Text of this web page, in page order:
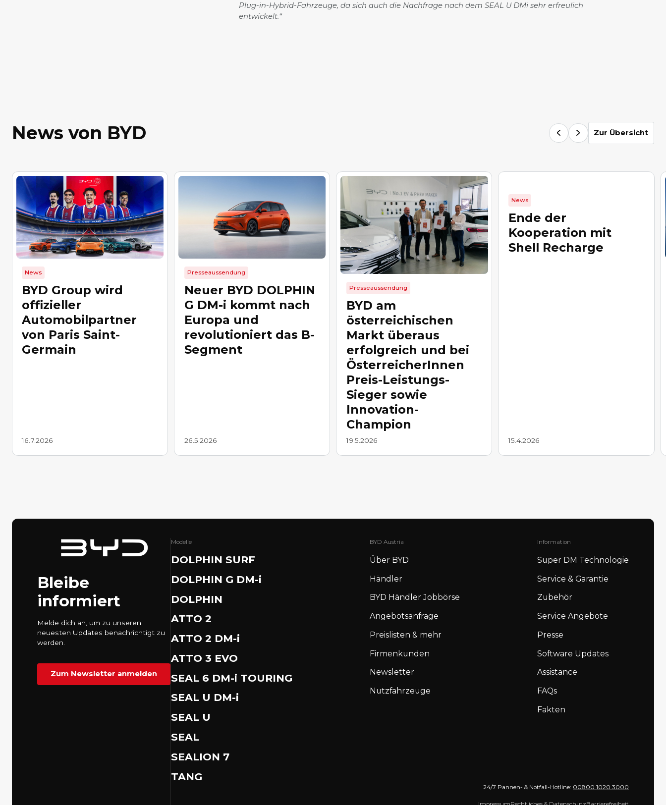
Plug-in-Hybrid-Fahrzeuge, da sich auch die Nachfrage nach dem SEAL U DMi sehr erfreulich
entwickelt.“
News von BYD Zur Übersicht
News
BYD Group wird
offizieller
Automobilpartner
von Paris Saint-
Germain
16.7.2026
Presseaussendung
Neuer BYD DOLPHIN
G DM-i kommt nach
Europa und
revolutioniert das B-
Segment
26.5.2026
Presseaussendung
BYD am
österreichischen
Markt überaus
erfolgreich und bei
ÖsterreicherInnen
Preis-Leistungs-
Sieger sowie
Innovation-
Champion
19.5.2026
News
Ende der
Kooperation mit
Shell Recharge
15.4.2026
Bleibe
informiert
Melde dich an, um zu unseren
neuesten Updates benachrichtigt zu
werden.
Zum Newsletter anmelden
Modelle
DOLPHIN SURF
DOLPHIN G DM-i
DOLPHIN
ATTO 2
ATTO 2 DM-i
ATTO 3 EVO
SEAL 6 DM-i TOURING
SEAL U DM-i
SEAL U
SEAL
SEALION 7
TANG
BYD Austria
Über BYD
Händler
BYD Händler Jobbörse
Angebotsanfrage
Preislisten & mehr
Firmenkunden
Newsletter
Nutzfahrzeuge
Information
Super DM Technologie
Service & Garantie
Zubehör
Service Angebote
Presse
Software Updates
Assistance
FAQs
Fakten
24/7 Pannen- & Notfall-Hotline: 00800 1020 3000